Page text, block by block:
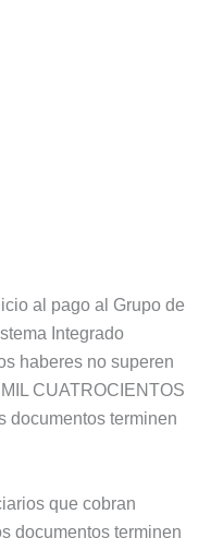
al pago al Grupo de
Integrado
haberes no superen
CUATROCIENTOS
documentos terminen
que cobran
documentos terminen